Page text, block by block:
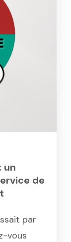
un
de
par
vous